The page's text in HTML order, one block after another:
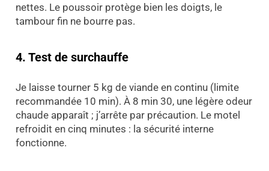
nettes. Le poussoir protège bien les doigts, le
tambour fin ne bourre pas.
4. Test de surchauffe
Je laisse tourner 5 kg de viande en continu (limite
recommandée 10 min). À 8 min 30, une légère odeur
chaude apparaît ; j’arrête par précaution. Le motel
refroidit en cinq minutes : la sécurité interne
fonctionne.